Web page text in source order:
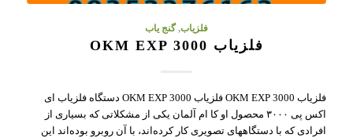
فلزیاب, گنج یاب
فلزیاب OKM EXP 3000
فلزیاب OKM EXP 3000 فلزیاب OKM EXP 3000 دستگاه فلزیاب ای
اکس پی ۳۰۰۰ محصول او کا ام آلمان یکی از مشکلاتی که بسیاری از
افرادی که با دستگاههای تصویری کار کرده‌اند، با آن روبرو بوده‌اند این